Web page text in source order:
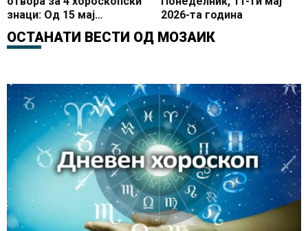
знаци: Од 15 мај
период на нови
2026-та година
ОСТАНАТИ ВЕСТИ ОД МОЗАИК